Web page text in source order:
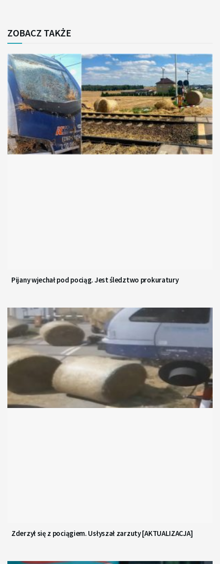
ZOBACZ TAKŻE
Pijany wjechał pod pociąg. Jest śledztwo prokuratury
Zderzył się z pociągiem. Usłyszał zarzuty [AKTUALIZACJA]